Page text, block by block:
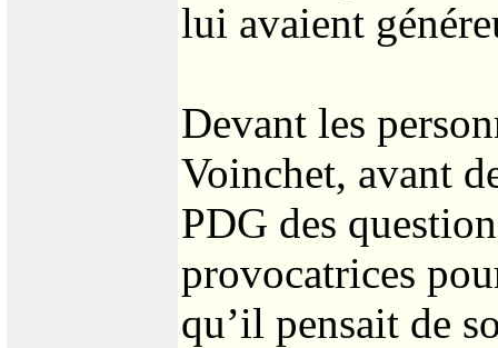
lui avaient
Devant les
Voinchet, avant
PDG des
provocatrices
qu’il pensait de